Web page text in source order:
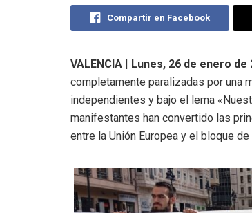
Compartir en Facebook
VALENCIA | Lunes, 26 de enero de
completamente paralizadas por una
independientes y bajo el lema
manifestantes han convertido las
entre la Unión Europea y el bloque de